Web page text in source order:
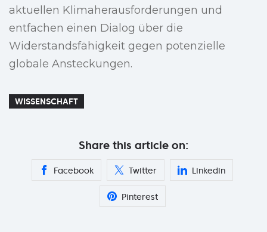
aktuellen Klimaherausforderungen und
entfachen einen Dialog über die
Widerstandsfähigkeit gegen potenzielle
globale Ansteckungen.
WISSENSCHAFT
Share this article on:
Facebook Twitter Linkedin
Pinterest